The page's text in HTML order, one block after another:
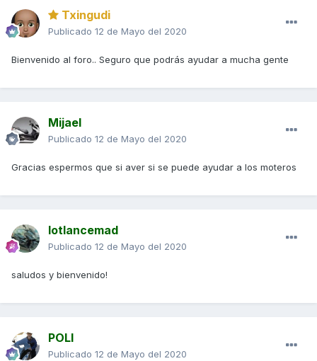
Txingudi
Publicado 12 de Mayo del 2020
Bienvenido al foro.. Seguro que podrás ayudar a mucha gente
Mijael
Publicado 12 de Mayo del 2020
Gracias espermos que si aver si se puede ayudar a los moteros
lotlancemad
Publicado 12 de Mayo del 2020
saludos y bienvenido!
POLI
Publicado 12 de Mayo del 2020